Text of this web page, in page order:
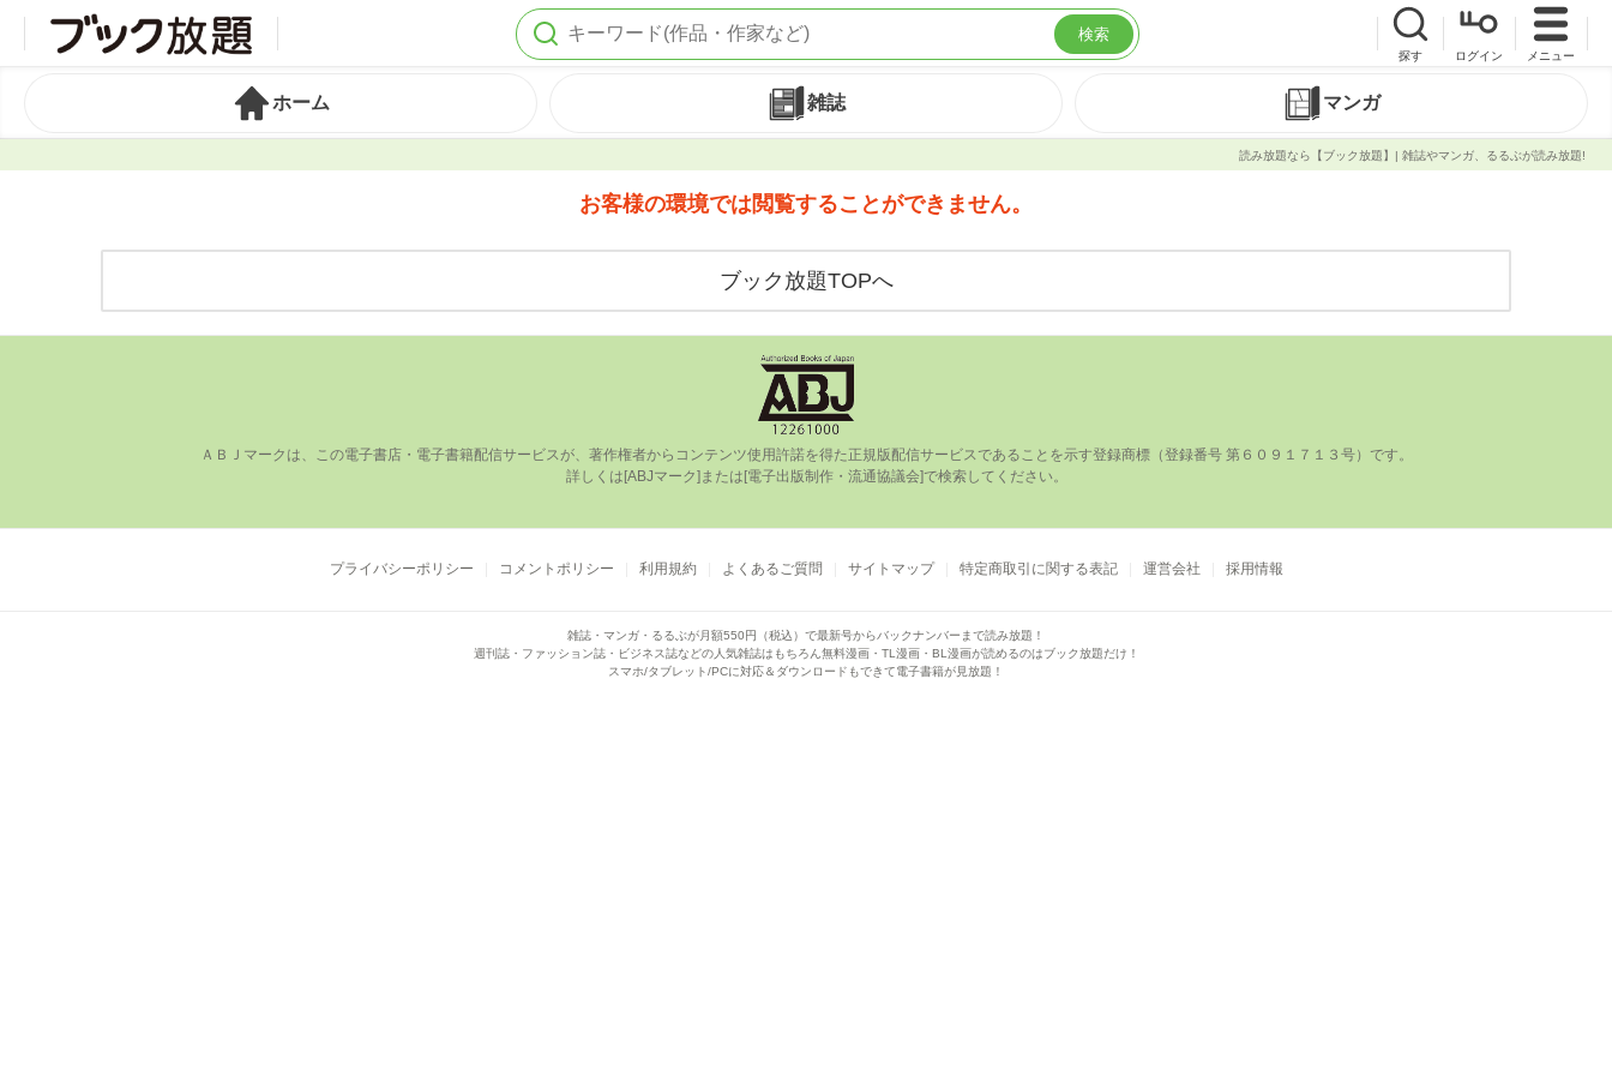
検索
探す ログイン メニュー
ホーム 雑誌 マンガ
読み放題なら【ブック放題】| 雑誌やマンガ、るるぶが読み放題!
お客様の環境では閲覧することができません。
ブック放題TOPへ
ＡＢＪマークは、この電⼦書店・電⼦書籍配信サービスが、著作権者からコンテンツ使⽤許諾を得た正規版配信サービスであることを⽰す登録商標（登録番号 第６０９１７１３号）です。
プライバシーポリシー コメントポリシー 利用規約 よくあるご質問 サイトマップ 特定商取引に関する表記 運営会社 採用情報
雑誌・マンガ・るるぶが月額550円（税込）で最新号からバックナンバーまで読み放題！
週刊誌・ファッション誌・ビジネス誌などの人気雑誌はもちろん 無料漫画・TL漫画・BL漫画が読めるのはブック放題だけ！
スマホ/タブレット/PCに対応＆ダウンロードもできて電子書籍が見放題！